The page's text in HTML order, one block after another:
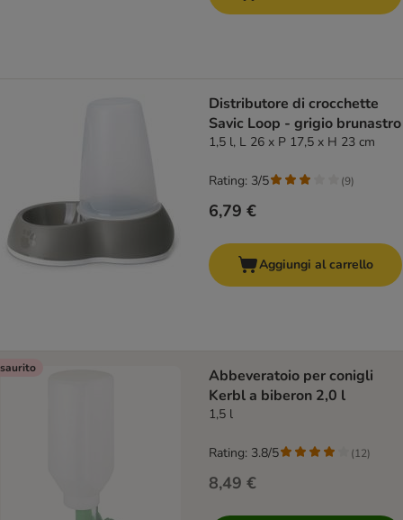
Distributore di crocchette
Savic Loop - grigio brunastro
1,5 l, L 26 x P 17,5 x H 23 cm
6,79 €
Rating: 3/5 (9)
Aggiungi al carrello
Abbeveratoio per conigli
Kerbl a biberon 2,0 l
1,5 l
8,49 €
Rating: 3.8/5 (12)